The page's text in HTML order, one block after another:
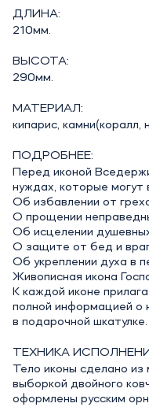
ДЛИНА:
210мм.
ВЫСОТА:
290мм.
МАТЕРИАЛ:
кипарис, камни(коралл,
ПОДРОБНЕЕ:
Перед иконой
нуждах, которые могут
Об избавлении от
О прощении
Об исцелении
О защите от бед и
Об укреплении духа в
Живописная икона
К каждой иконе
полной информацией о
в подарочной шкатулке.
ТЕХНИКА
Тело иконы сделано из
выборкой двойного
оформлены русским